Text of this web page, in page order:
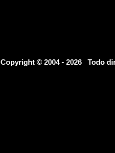
Copyright © 2004 - 2026 Todo